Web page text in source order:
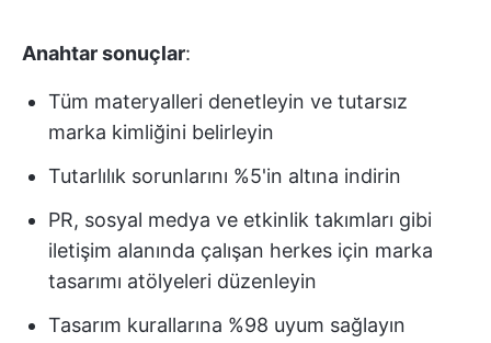
Anahtar sonuçlar:
Tüm materyalleri denetleyin ve tutarsız
marka kimliğini belirleyin
Tutarlılık sorunlarını %5'in altına indirin
PR, sosyal medya ve etkinlik takımları gibi
iletişim alanında çalışan herkes için marka
tasarımı atölyeleri düzenleyin
Tasarım kurallarına %98 uyum sağlayın